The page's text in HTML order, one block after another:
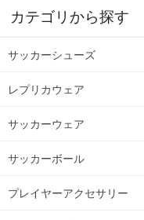
カテゴリから探す
サッカーシューズ
レプリカウェア
サッカーウェア
サッカーボール
プレイヤーアクセサリー